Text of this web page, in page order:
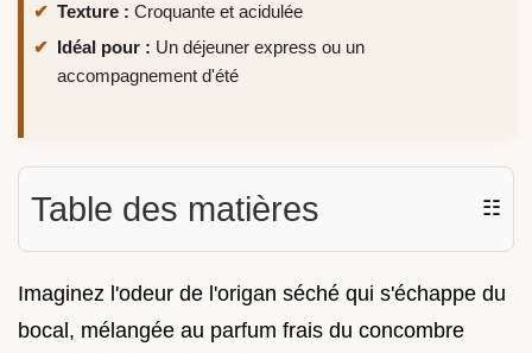
Texture : Croquante et acidulée
Idéal pour : Un déjeuner express ou un
accompagnement d'été
Table des matières ☷
Imaginez l'odeur de l'origan séché qui s'échappe du
bocal, mélangée au parfum frais du concombre